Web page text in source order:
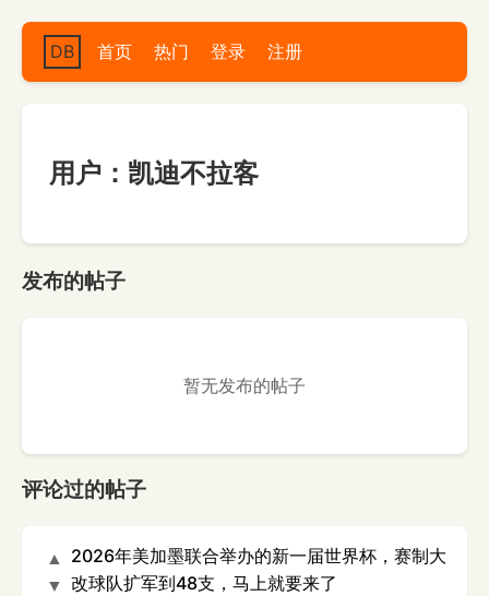
DB 首页 热门 登录 注册
用户：凯迪不拉客
发布的帖子
暂无发布的帖子
评论过的帖子
▲
▼
2026年美加墨联合举办的新一届世界杯，赛制大
改球队扩军到48支，马上就要来了